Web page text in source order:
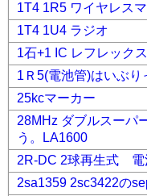
1T4 1R5 ワイヤレス
1T4 1U4 ラジオ
1石+1 IC レフレック
1Ｒ5(電池管)はいぶ
25kcマーカー
28MHz ダブルスーパ
う。LA1600
2R-DC 2球再生式
2sa1359 2sc3422の